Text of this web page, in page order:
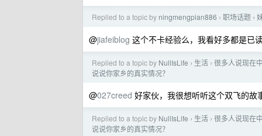
Replied to a topic by ningmengpian886 › 职场话题 ›
@jiafeiblog 这个不卡经验么，我看好多都是已
Replied to a topic by NullIsLife › 生活 › 很多人说现在
说说你家乡的真实情况？
@027creed 好家伙，我很想听听这个双飞的
Replied to a topic by NullIsLife › 生活 › 很多人说现在
说说你家乡的真实情况？